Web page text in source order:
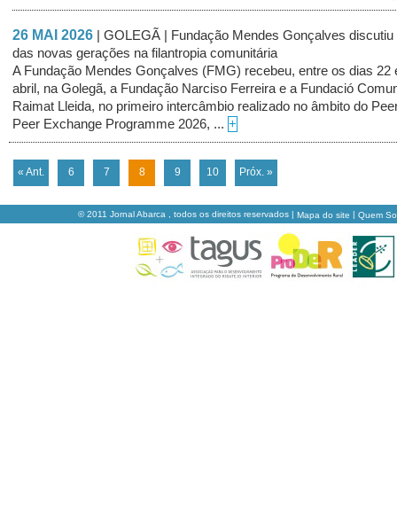
26 MAI 2026
| GOLEGÃ | Fundação Mendes Gonçalves discutiu
das novas gerações na filantropia comunitária
A Fundação Mendes Gonçalves (FMG) recebeu, entre os dias 22
abril, na Golegã, a Fundação Narciso Ferreira e a Fundació
Raimat Lleida, no primeiro intercâmbio realizado no âmbito do
Peer Exchange Programme 2026, ... +
« Ant. 6 7 8 9 10 Próx. »
© 2011 Jornal Abarca , todos os direitos reservados | Mapa do site | Quem